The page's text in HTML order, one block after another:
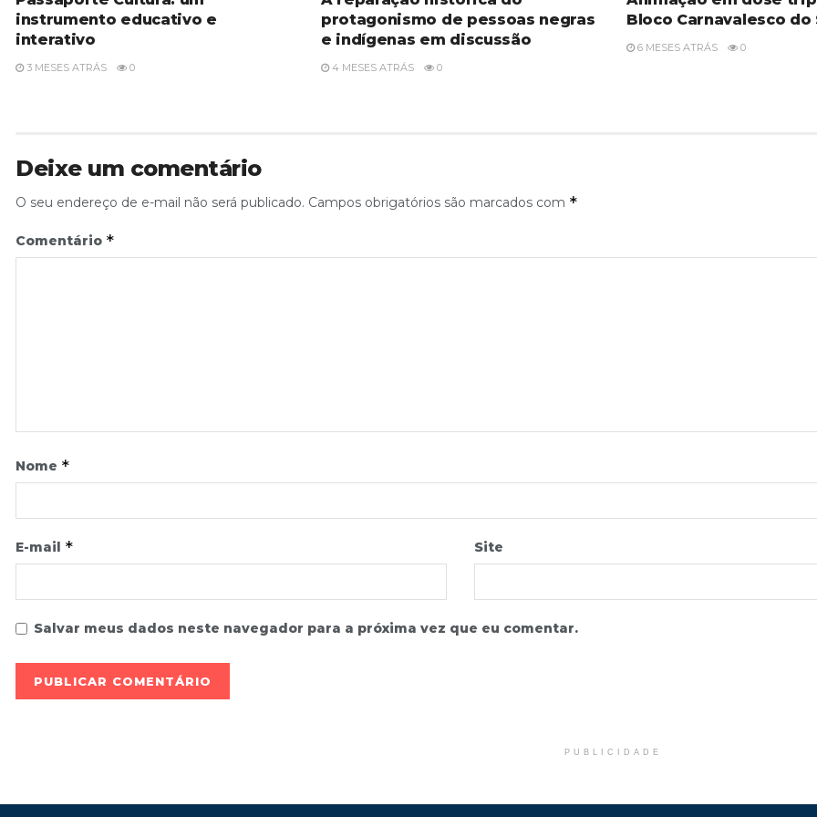
instrumento educativo e
interativo
3 MESES ATRÁS 0
protagonismo de pessoas negras
e indígenas em discussão
4 MESES ATRÁS 0
Bloco Carnavalesco do
6 MESES ATRÁS 0
Deixe um comentário
O seu endereço de e-mail não será publicado. Campos obrigatórios são marcados com *
Comentário *
Nome *
E-mail * Site
Salvar meus dados neste navegador para a próxima vez que eu comentar.
PUBLICIDADE